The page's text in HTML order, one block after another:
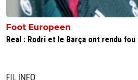
Foot Europeen
Real : Rodri et le Barça ont rendu
FIL INFO